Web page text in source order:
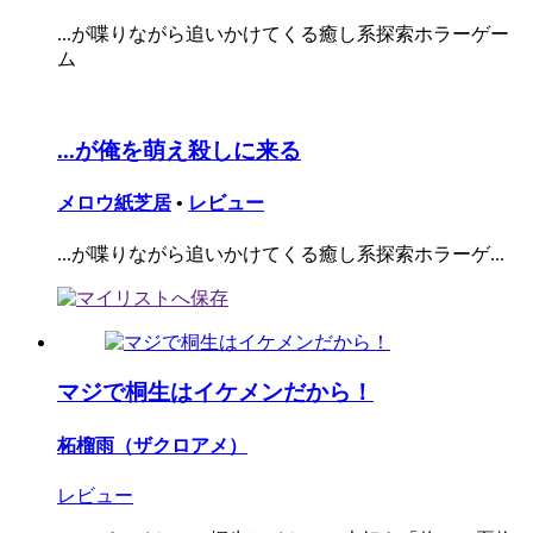
...が喋りながら追いかけてくる癒し系探索ホラーゲー
ム
...が俺を萌え殺しに来る
メロウ紙芝居 • レビュー
...が喋りながら追いかけてくる癒し系探索ホラーゲ...
マジで桐生はイケメンだから！
柘榴雨（ザクロアメ）
レビュー